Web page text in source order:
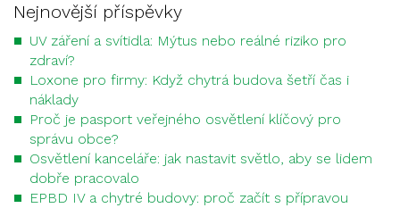
Nejnovější příspěvky
UV záření a svítidla: Mýtus nebo reálné riziko pro
zdraví?
Loxone pro firmy: Když chytrá budova šetří čas i
náklady
Proč je pasport veřejného osvětlení klíčový pro
správu obce?
Osvětlení kanceláře: jak nastavit světlo, aby se lidem
dobře pracovalo
EPBD IV a chytré budovy: proč začít s přípravou